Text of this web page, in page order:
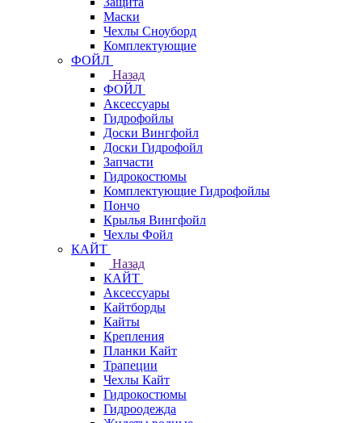
Маски
Чехлы Сноуборд
Комплектующие
ФОЙЛ
Назад
ФОЙЛ
Аксессуары
Гидрофойлы
Доски Вингфойл
Доски Гидрофойл
Запчасти
Гидрокостюмы
Комплектующие Гидрофойлы
Пончо
Крылья Вингфойл
Чехлы Фойл
КАЙТ
Назад
КАЙТ
Аксессуары
Кайтборды
Кайты
Крепления
Планки Кайт
Трапеции
Чехлы Кайт
Гидрокостюмы
Гидроодежда